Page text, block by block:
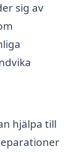
sig av
hjälpa till